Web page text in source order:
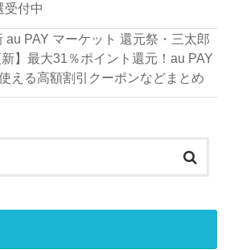
受付中
au PAY マーケット 還元祭・三太郎
】最大31％ポイント還元！au PAY
える高額割引クーポンなどまとめ